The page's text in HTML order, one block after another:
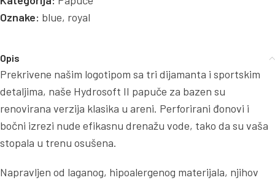
Oznake: blue, royal
Opis
Prekrivene našim logotipom sa tri dijamanta i sportskim
detaljima, naše Hydrosoft II papuče za bazen su
renovirana verzija klasika u areni. Perforirani đonovi i
bočni izrezi nude efikasnu drenažu vode, tako da su vaša
stopala u trenu osušena.
Napravljen od laganog, hipoalergenog materijala, njihov